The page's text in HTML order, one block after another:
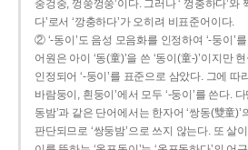
중겅중, 껑쭝껑쭝’이다. 그러나 ‘ 껑충하다’와
다’로서 ‘깡충하다’가 오히려 비표준어이다.
② ‘-동이’도 음성 모음화를 인정하여 ‘-둥이’
어원은 아이 ‘동(童)’을 쓴 ‘동이(童-)’이지만
인정되어 ‘-둥이’를 표준으로 삼았다. 그에 따
바람둥이, 흰둥이’에서 모두 ‘-둥이’를 쓴다.
동밤’과 같은 단어에서는 한자어 ‘쌍동(雙童
판단되므로 ‘쌍둥밤’으로 쓰지 않는다. 또 살